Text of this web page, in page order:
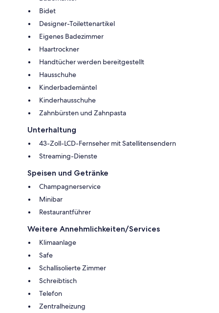
Bidet
Designer-Toilettenartikel
Eigenes Badezimmer
Haartrockner
Handtücher werden bereitgestellt
Hausschuhe
Kinderbademäntel
Kinderhausschuhe
Zahnbürsten und Zahnpasta
Unterhaltung
43-Zoll-LCD-Fernseher mit Satellitensendern
Streaming-Dienste
Speisen und Getränke
Champagnerservice
Minibar
Restaurantführer
Weitere Annehmlichkeiten/Services
Klimaanlage
Safe
Schallisolierte Zimmer
Schreibtisch
Telefon
Zentralheizung